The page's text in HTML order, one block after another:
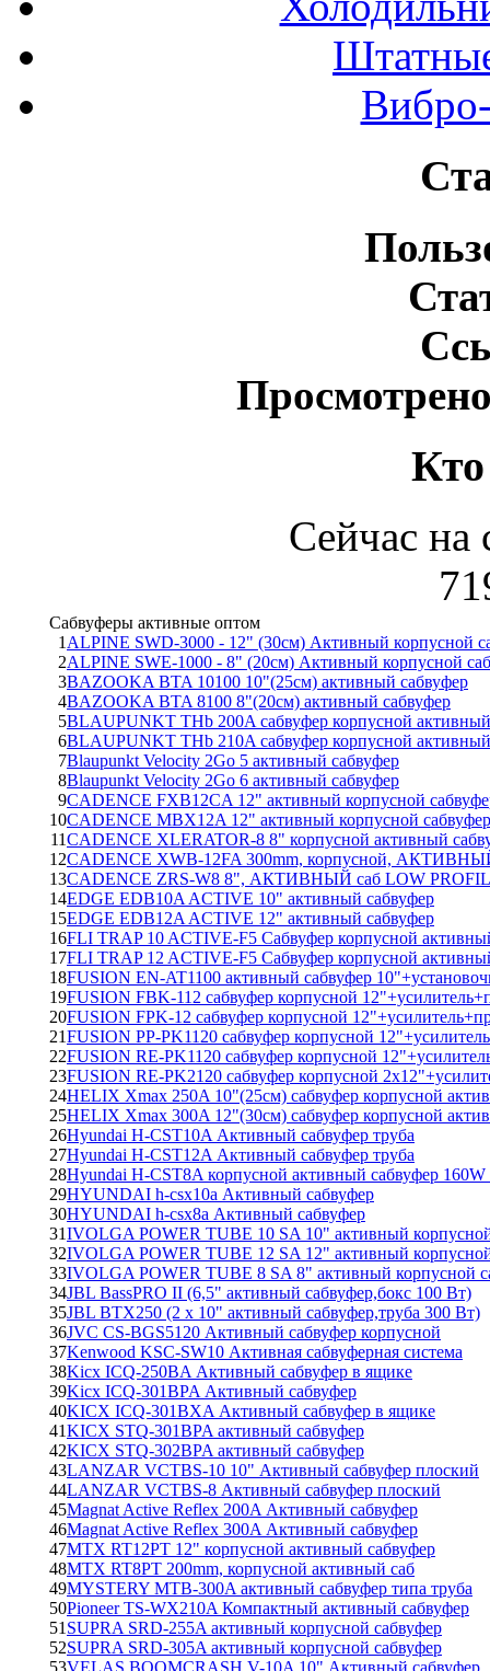
Кто
Сейчас на
Сабвуферы активные оптом
1 ALPINE SWD-3000 - 12" (30см) Активный корпусной
2ALPINE SWE-1000 - 8" (20см) Активный корпусной
3BAZOOKA BTA 10100 10"(25см) активный сабвуфер
4BAZOOKA BTA 8100 8"(20см) активный сабвуфер
5BLAUPUNKT THb 200A сабвуфер корпусной активный
6BLAUPUNKT THb 210A сабвуфер корпусной активный
7Blaupunkt Velocity 2Go 5 активный сабвуфер
8Blaupunkt Velocity 2Go 6 активный сабвуфер
9CADENCE FXB12CA 12" активный корпусной
10CADENCE MBX12A 12" активный корпусной сабвуфер
11CADENCE XLERATOR-8 8" корпусной активный
12CADENCE XWB-12FA 300mm, корпусной,
13CADENCE ZRS-W8 8", АКТИВНЫЙ саб LOW
14EDGE EDB10A ACTIVE 10" активный сабвуфер
15EDGE EDB12A ACTIVE 12" активный сабвуфер
16FLI TRAP 10 ACTIVE-F5 Сабвуфер корпусной
17FLI TRAP 12 ACTIVE-F5 Сабвуфер корпусной
18FUSION EN-AT1100 активный сабвуфер
19FUSION FBK-112 сабвуфер корпусной
20FUSION FPK-12 сабвуфер корпусной
21FUSION PP-PK1120 сабвуфер корпусной
22FUSION RE-PK1120 сабвуфер корпусной
23FUSION RE-PK2120 сабвуфер корпусной
24HELIX Xmax 250A 10"(25см) сабвуфер корпусной
25HELIX Xmax 300A 12"(30см) сабвуфер корпусной
26Hyundai H-CST10A Активный сабвуфер труба
27Hyundai H-CST12A Активный сабвуфер труба
28Hyundai H-CST8A корпусной активный сабвуфер 160W
29HYUNDAI h-csx10a Активный сабвуфер
30HYUNDAI h-csx8a Активный сабвуфер
31IVOLGA POWER TUBE 10 SA 10" активный
32IVOLGA POWER TUBE 12 SA 12" активный
33IVOLGA POWER TUBE 8 SA 8" активный корпусной
34JBL BassPRO II (6,5" активный сабвуфер,бокс 100 Вт)
35JBL BTX250 (2 х 10" активный сабвуфер,труба 300 Вт)
36JVC CS-BGS5120 Активный сабвуфер корпусной
37Kenwood KSC-SW10 Активная сабвуферная система
38Kicx ICQ-250BA Активный сабвуфер в ящике
39Kicx ICQ-301BPA Активный сабвуфер
40KICX ICQ-301BXA Активный сабвуфер в ящике
41KICX STQ-301BPA активный сабвуфер
42KICX STQ-302BPA активный сабвуфер
43LANZAR VCTBS-10 10" Активный сабвуфер плоский
44LANZAR VCTBS-8 Активный сабвуфер плоский
45Magnat Active Reflex 200A Активный сабвуфер
46Magnat Active Reflex 300A Активный сабвуфер
47MTX RT12PT 12" корпусной активный сабвуфер
48MTX RT8PT 200mm, корпусной активный саб
49MYSTERY MTB-300A активный сабвуфер типа труба
50Pioneer TS-WX210A Компактный активный сабвуфер
51 SUPRA SRD-255A активный корпусной сабвуфер
52SUPRA SRD-305A активный корпусной сабвуфер